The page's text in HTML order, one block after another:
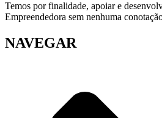
Temos por finalidade, apoiar e
Empreendedora sem nenhuma
NAVEGAR